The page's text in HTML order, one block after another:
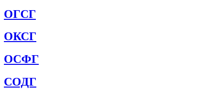
ОГСГ
ОКСГ
ОСФГ
СОДГ